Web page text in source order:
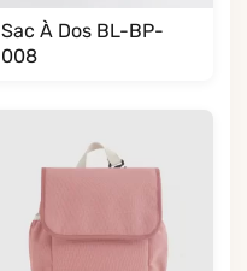
Sac À Dos BL-BP-
008